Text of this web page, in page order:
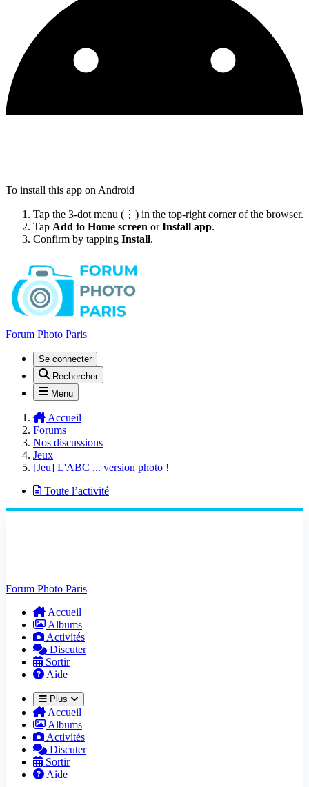
To install this app on Android
Tap the 3-dot menu (⋮) in the top-right corner of the browser.
Tap Add to Home screen orInstall app.
Confirm by tapping Install.
Forum Photo Paris
Se connecter
Rechercher
Menu
Accueil
Forums
Nos discussions
Jeux
[Jeu] L'ABC ... version photo !
Toute l’activité
Forum Photo Paris
Accueil
Albums
Activités
Discuter
Sortir
Aide
Plus
Accueil
Albums
Activités
Discuter
Sortir
Aide